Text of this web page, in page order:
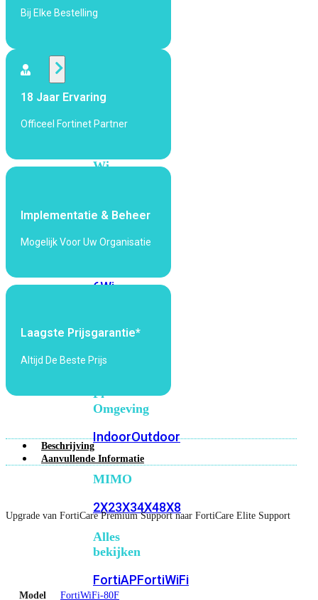
Access
Points
Wi-
Wi-
Fi
6Wi-
Fi
Fi
Omgeving
IndoorOutdoor
MIMO
2X23X34X48X8
Alles
bekijken
FortiAPFortiWiFi
Bij Elke Bestelling
18 Jaar Ervaring
Officeel Fortinet Partner
Implementatie & Beheer
Mogelijk Voor Uw Organisatie
Laagste Prijsgarantie*
Altijd De Beste Prijs
Beschrijving
Aanvullende Informatie
Upgrade van FortiCare Premium Support naar FortiCare Elite Support
Model FortiWiFi-80F